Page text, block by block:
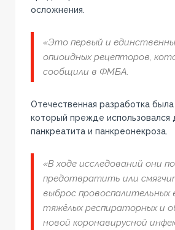
осложнения.
«Это первый и
опиоидных рецепторов,
сообщили в ФМБА.
Отечественная разработка
который прежде использовался
панкреатита и панкреонекроза.
«В ходе исследований они
предотвратить или
выброс
тяжёлых респираторных и
новой коронавирусной